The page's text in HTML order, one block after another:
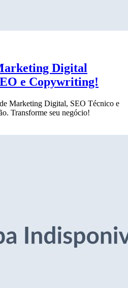
Digital
e Copywriting!
Marketing Digital, SEO Técnico e
Transforme seu negócio!